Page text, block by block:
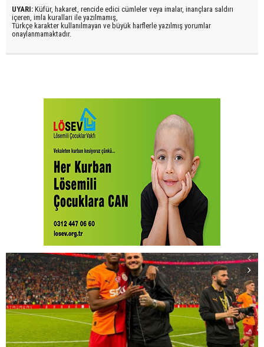
UYARI: Küfür, hakaret, rencide edici cümleler veya imalar, inançlara saldırı
içeren, imla kuralları ile yazılmamış,
Türkçe karakter kullanılmayan ve büyük harflerle yazılmış yorumlar
onaylanmamaktadır.